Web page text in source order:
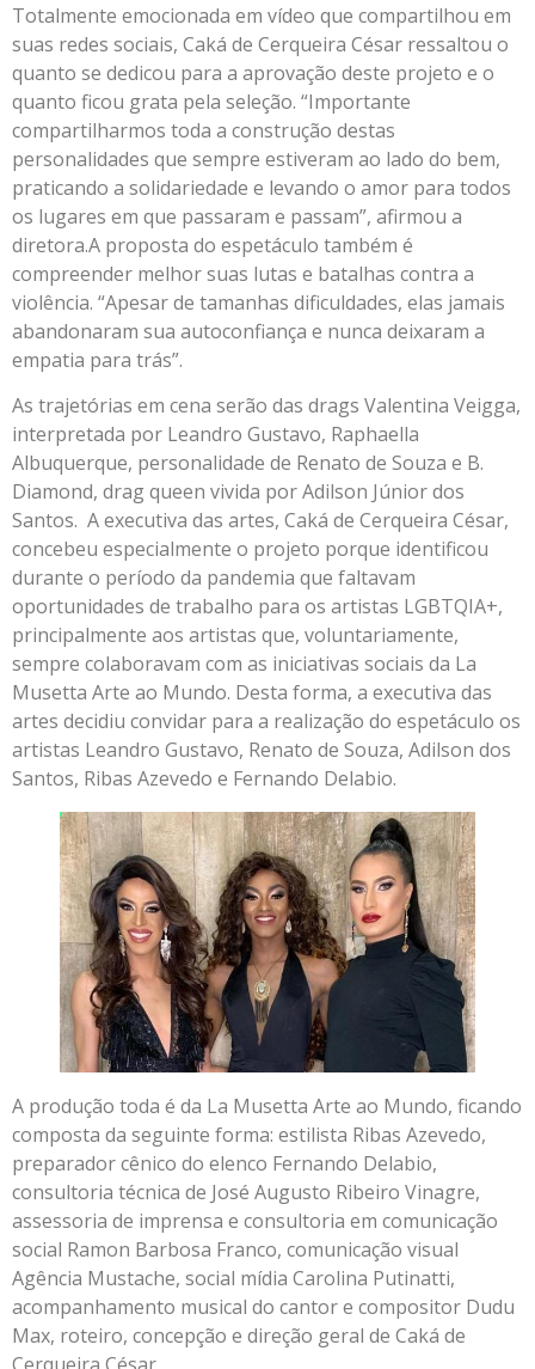
Totalmente emocionada em vídeo que compartilhou em
suas redes sociais, Caká de Cerqueira César ressaltou o
quanto se dedicou para a aprovação deste projeto e o
quanto ficou grata pela seleção. “Importante
compartilharmos toda a construção destas
personalidades que sempre estiveram ao lado do bem,
praticando a solidariedade e levando o amor para todos
os lugares em que passaram e passam”, afirmou a
diretora.A proposta do espetáculo também é
compreender melhor suas lutas e batalhas contra a
violência. “Apesar de tamanhas dificuldades, elas jamais
abandonaram sua autoconfiança e nunca deixaram a
empatia para trás”.
As trajetórias em cena serão das drags Valentina Veigga,
interpretada por Leandro Gustavo, Raphaella
Albuquerque, personalidade de Renato de Souza e B.
Diamond, drag queen vivida por Adilson Júnior dos
Santos. A executiva das artes, Caká de Cerqueira César,
concebeu especialmente o projeto porque identificou
durante o período da pandemia que faltavam
oportunidades de trabalho para os artistas LGBTQIA+,
principalmente aos artistas que, voluntariamente,
sempre colaboravam com as iniciativas sociais da La
Musetta Arte ao Mundo. Desta forma, a executiva das
artes decidiu convidar para a realização do espetáculo os
artistas Leandro Gustavo, Renato de Souza, Adilson dos
Santos, Ribas Azevedo e Fernando Delabio.
A produção toda é da La Musetta Arte ao Mundo, ficando
composta da seguinte forma: estilista Ribas Azevedo,
preparador cênico do elenco Fernando Delabio,
consultoria técnica de José Augusto Ribeiro Vinagre,
assessoria de imprensa e consultoria em comunicação
social Ramon Barbosa Franco, comunicação visual
Agência Mustache, social mídia Carolina Putinatti,
acompanhamento musical do cantor e compositor Dudu
Max, roteiro, concepção e direção geral de Caká de